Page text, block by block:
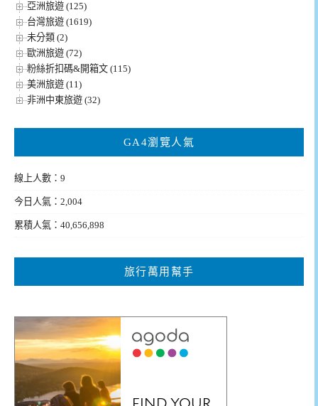
亞洲旅遊 (125)
台灣旅遊 (1619)
未分類 (2)
歐洲旅遊 (72)
粉絲折扣碼&開箱文 (115)
美洲旅遊 (11)
非洲中東旅遊 (32)
GA4瀏覽人氣
線上人數：9
今日人氣：2,004
累積人氣：40,656,898
旅行萬用幫手